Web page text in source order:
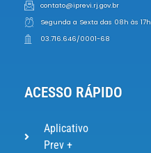
contato@iprevi.rj.gov.br
Segunda a Sexta das 08h às 17h
03.716.646/0001-68
ACESSO RÁPIDO
Aplicativo
Prev +